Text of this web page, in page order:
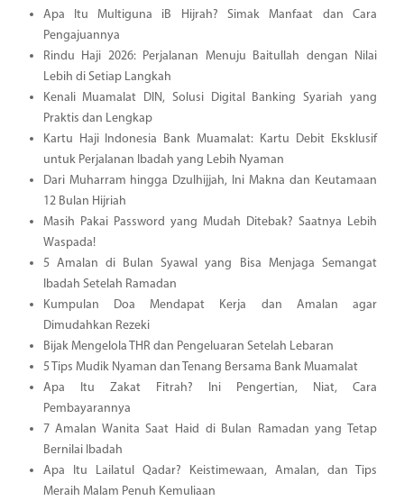
Apa Itu Multiguna iB Hijrah? Simak Manfaat dan Cara
Pengajuannya
Rindu Haji 2026: Perjalanan Menuju Baitullah dengan Nilai
Lebih di Setiap Langkah
Kenali Muamalat DIN, Solusi Digital Banking Syariah yang
Praktis dan Lengkap
Kartu Haji Indonesia Bank Muamalat: Kartu Debit Eksklusif
untuk Perjalanan Ibadah yang Lebih Nyaman
Dari Muharram hingga Dzulhijjah, Ini Makna dan Keutamaan
12 Bulan Hijriah
Masih Pakai Password yang Mudah Ditebak? Saatnya Lebih
Waspada!
5 Amalan di Bulan Syawal yang Bisa Menjaga Semangat
Ibadah Setelah Ramadan
Kumpulan Doa Mendapat Kerja dan Amalan agar
Dimudahkan Rezeki
Bijak Mengelola THR dan Pengeluaran Setelah Lebaran
5 Tips Mudik Nyaman dan Tenang Bersama Bank Muamalat
Apa Itu Zakat Fitrah? Ini Pengertian, Niat, Cara
Pembayarannya
7 Amalan Wanita Saat Haid di Bulan Ramadan yang Tetap
Bernilai Ibadah
Apa Itu Lailatul Qadar? Keistimewaan, Amalan, dan Tips
Meraih Malam Penuh Kemuliaan